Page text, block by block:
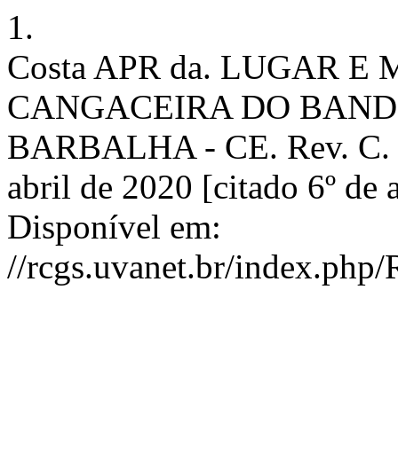
1.
Costa APR da. LUGAR E
CANGACEIRA DO
BARBALHA - CE. Rev. C.
abril de 2020 [citado 6º de
Disponível em:
//rcgs.uvanet.br/